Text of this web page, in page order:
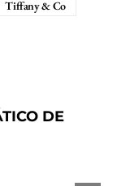
Tiffany & Co
DE